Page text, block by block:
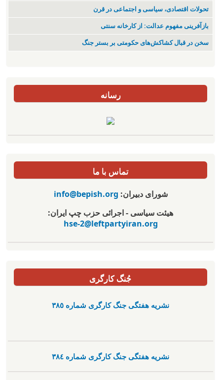
تحولات اقتصادی، سیاسی و اجتماعی در قرن
بازآفرینی مفهوم عدالت: از کارخانه سنتی
سخن در قبال کشاکش‌های حکومتی بر بستر جنگ
رسانه
تماس با ما
شورای دبیران:info@bepish.org
هیئت سیاسی - اجرائی حزب چپ ایران:
hse-2@leftpartyiran.org
جُنگ کارگری
نشریە هفتگی جنگ کارگری شمارە ٣٨٥
نشریە هفتگی جنگ کارگری شمارە ٣٨٤